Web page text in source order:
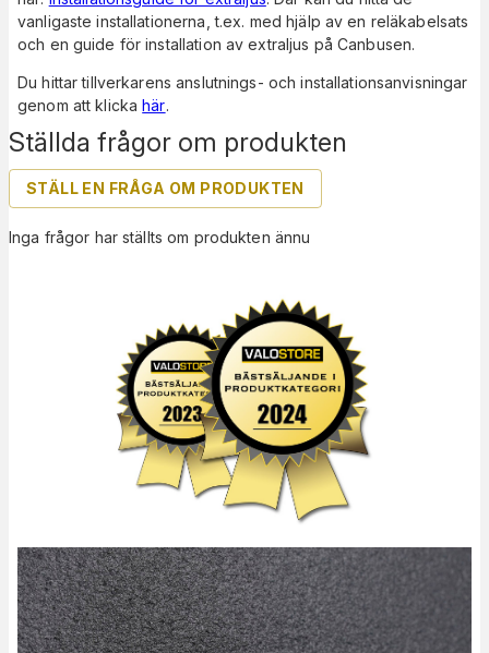
Ställda frågor om produkten
STÄLL EN FRÅGA OM PRODUKTEN
Inga frågor har ställts om produkten ännu
vanligaste installationerna, t.ex. med hjälp av en reläkabelsats
och en guide för installation av extraljus på Canbusen.
Du hittar tillverkarens anslutnings- och installationsanvisningar
genom att klickahär.